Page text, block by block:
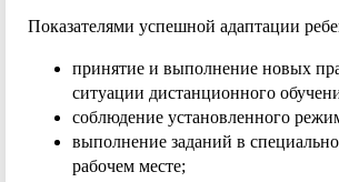
Показателями успешной адаптации
принятие и выполнение новых
ситуации дистанционного
соблюдение установленного
выполнение заданий в
рабочем месте;